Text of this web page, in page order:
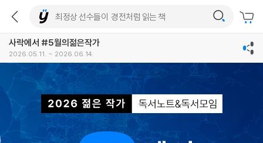
사락에서 #5월의젊은작가
2026.05.11. ~ 2026.06.14.